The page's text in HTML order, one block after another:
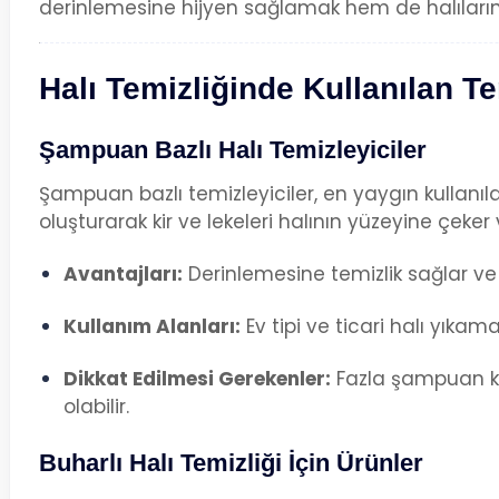
derinlemesine hijyen sağlamak hem de
Halı Temizliğinde Kullanılan
Şampuan Bazlı Halı Temizleyiciler
Şampuan bazlı temizleyiciler, en yaygın
oluşturarak kir ve lekeleri halının yüzeyine
Avantajları: Derinlemesine temizlik sağlar
Kullanım Alanları: Ev tipi ve ticari halı
Dikkat Edilmesi Gerekenler: Fazla şampuan
olabilir.
Buharlı Halı Temizliği İçin Ürünler